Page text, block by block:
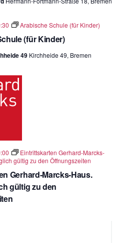
(für Kinder)
Arabische Schule (für Kinder)
49 Kirchheide 49, Bremen
Gerhard-Marcks-Haus.
gültig zu den
Eintrittskarten Gerhard-Marcks-
gültig zu den Öffnungszeiten